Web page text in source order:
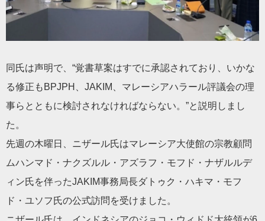
同氏は声明で、“覚書草案はすでに承認されており、いかな
る修正もBPJPH、JAKIM、マレーシアハラール評議会の理
事らとともに検討されなければならない。”と説明しまし
た。
先週の木曜日、ニザール氏はマレーシア大使館の宗教顧問
ムハンマド・ナクズルル・アズラフ・モフド・ナザルルデ
ィン氏を伴ったJAKIM事務局長ダトゥク・ハキマ・モフ
ド・ユソフ氏の公式訪問を受けました。